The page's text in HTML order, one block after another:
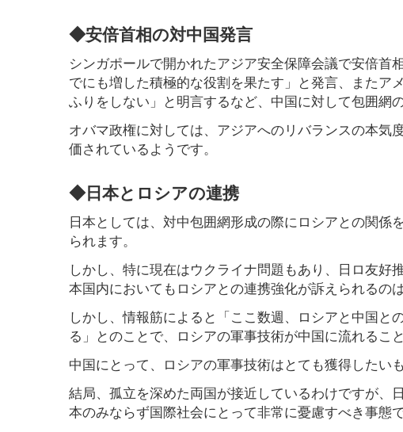
◆安倍首相の対中国発言
シンガポールで開かれたアジア安全保障会議で安倍首
でにも増した積極的な役割を果たす」と発言、また
ふりをしない」と明言するなど、中国に対して包囲網
オバマ政権に対しては、アジアへのリバランスの本
価されているようです。
◆日本とロシアの連携
日本としては、対中包囲網形成の際にロシアとの関係
られます。
しかし、特に現在はウクライナ問題もあり、日ロ友
本国内においてもロシアとの連携強化が訴えられるの
しかし、情報筋によると「ここ数週、ロシアと中国
る」とのことで、ロシアの軍事技術が中国に流れるこ
中国にとって、ロシアの軍事技術はとても獲得したい
結局、孤立を深めた両国が接近しているわけですが、
本のみならず国際社会にとって非常に憂慮すべき事態